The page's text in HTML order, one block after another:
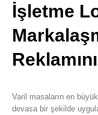
İşletme
Varil masaların en
devasa bir şekilde